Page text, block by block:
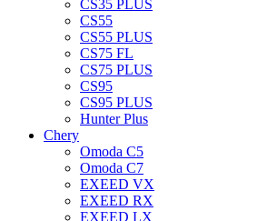
CS35 PLUS
CS55
CS55 PLUS
CS75 FL
CS75 PLUS
CS95
CS95 PLUS
Hunter Plus
Chery
Omoda C5
Omoda C7
EXEED VX
EXEED RX
EXEED LX